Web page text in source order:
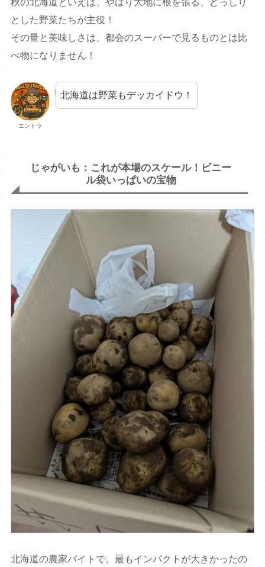
秋の北海道といえば、やはり大地に根を張る、どっしり
とした野菜たちが主役！
その量と美味しさは、都会のスーパーで見るものとは比
べ物になりません！
エントラ
北海道は野菜もデッカイドウ！
じゃがいも：これが本場のスケール！ビニー
ル袋いっぱいの宝物
北海道の農家バイトで、最もインパクトが大きかったの